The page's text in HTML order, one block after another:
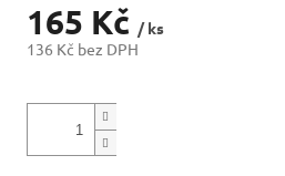
165 Kč / ks
136 Kč bez DPH
cena: